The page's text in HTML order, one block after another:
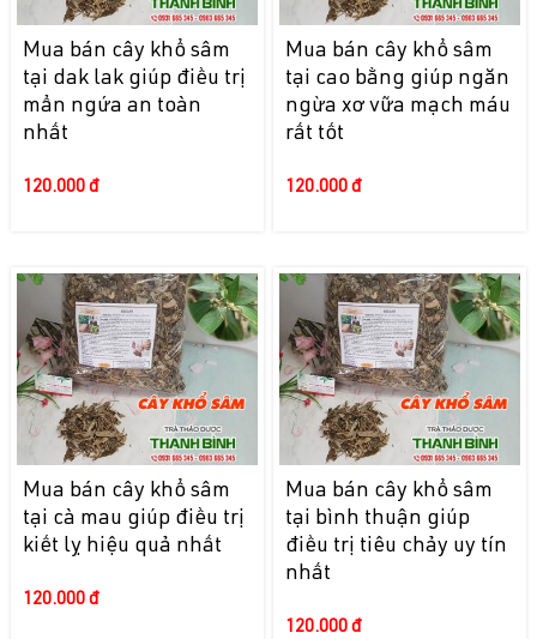
Mua bán cây khổ sâm
tại dak lak giúp điều trị
mẩn ngứa an toàn
nhất
120.000 đ
Mua bán cây khổ sâm
tại cao bằng giúp ngăn
ngừa xơ vữa mạch máu
rất tốt
120.000 đ
Mua bán cây khổ sâm
tại cà mau giúp điều trị
kiết lỵ hiệu quả nhất
120.000 đ
Mua bán cây khổ sâm
tại bình thuận giúp
điều trị tiêu chảy uy tín
nhất
120.000 đ